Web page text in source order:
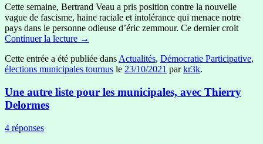
Cette semaine, Bertrand Veau a pris position contre la nouvelle
vague de fascisme, haine raciale et intolérance qui menace notre
pays dans le personne odieuse d’éric zemmour. Ce dernier croit
Continuer la lecture →
Cette entrée a été publiée dans Actualités, Démocratie Participative,
élections municipales tournus le 23/10/2021 parkr3k.
Une autre liste pour les municipales, avec Thierry
Delormes
4 réponses